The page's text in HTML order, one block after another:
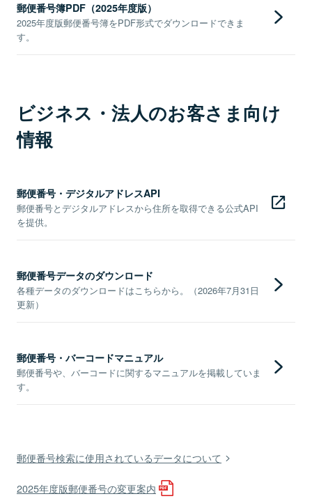
郵便番号簿PDF（2025年度版）
2025年度版郵便番号簿をPDF形式でダウンロードできま
す。
ビジネス・法人のお客さま向け
情報
郵便番号・デジタルアドレスAPI
郵便番号とデジタルアドレスから住所を取得できる公式API
を提供。
郵便番号データのダウンロード
各種データのダウンロードはこちらから。（2026年7月31日
更新）
郵便番号・バーコードマニュアル
郵便番号や、バーコードに関するマニュアルを掲載していま
す。
郵便番号検索に使用されているデータについて
2025年度版郵便番号の変更案内